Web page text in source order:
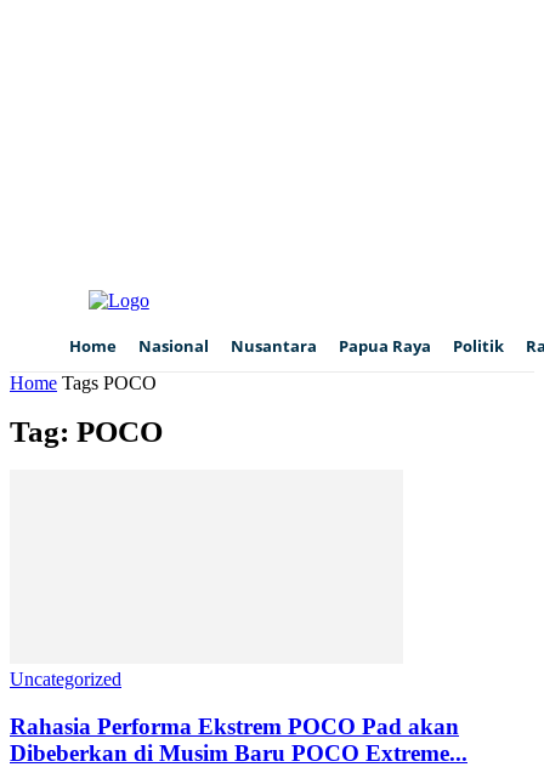
Home Nasional Nusantara Papua Raya Politik
Home Tags POCO
Tag: POCO
Uncategorized
Rahasia Performa Ekstrem POCO Pad akan
Dibeberkan di Musim Baru POCO Extreme...